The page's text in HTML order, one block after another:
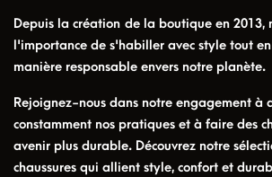
Depuis la création de la boutique en 2013,
l'importance de s'habiller avec style tout
manière responsable envers notre planète.
Rejoignez-nous dans notre engagement à
constamment nos pratiques et à faire des
avenir plus durable. Découvrez notre
chaussures qui allient style, confort et